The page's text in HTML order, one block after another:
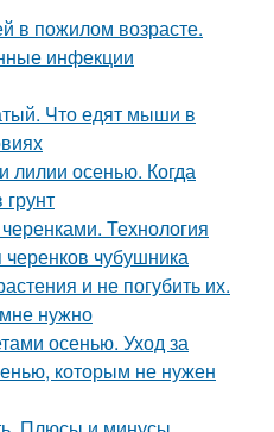
в пожилом возрасте.
инфекции
Что едят мыши в
лилии осенью. Когда
Технология
чубушника
и не погубить их.
нужно
осенью. Уход за
которым не нужен